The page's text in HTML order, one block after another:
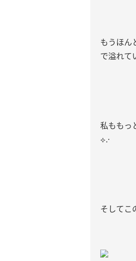
もうほん
で溢れ
私ももっ
⟡.·
そしてこ